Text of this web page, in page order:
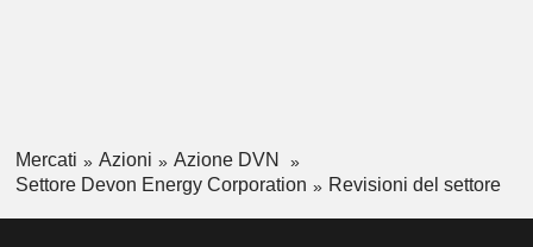
Mercati Azioni
Azione DVN
Settore Devon Energy Corporation
Revisioni del settore